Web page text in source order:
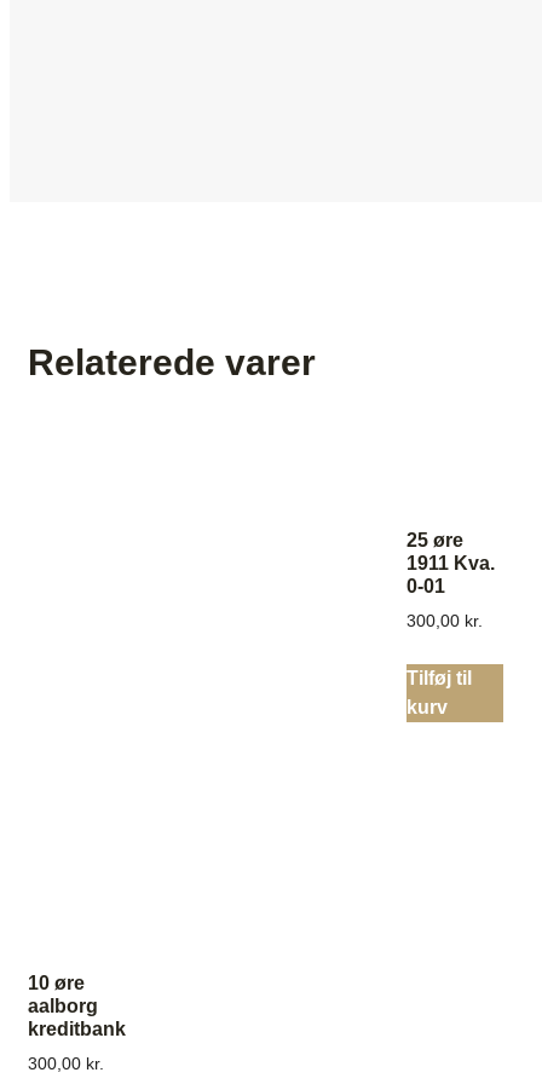
Relaterede varer
25 øre
1911 Kva.
0-01
300,00 kr.
Tilføj til
kurv
10 øre
aalborg
kreditbank
300,00 kr.